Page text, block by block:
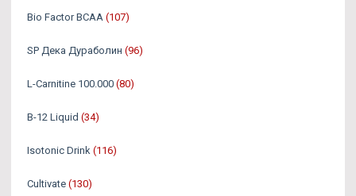
Bio Factor BCAA (107)
SP Дека Дураболин (96)
L-Carnitine 100.000 (80)
B-12 Liquid (34)
Isotonic Drink (116)
Cultivate (130)